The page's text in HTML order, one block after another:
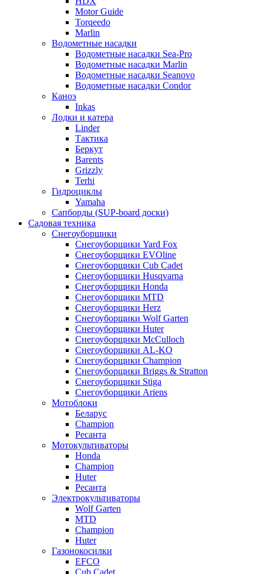
Motor Guide
Torqeedo
Marlin
Водометные насадки
Водометные насадки Sea-Pro
Водометные насадки Marlin
Водометные насадки Seanovo
Водометные насадки Condor
Каноэ
Inkas
Лодки и катера
Linder
Тактика
Беркут
Barents
Grizzly
Terhi
Гидроциклы
Yamaha
Сапборды (SUP-board доски)
Садовая техника
Снегоуборщики
Снегоуборщики Yard Fox
Снегоуборщики EVOline
Снегоуборщики Cub Cadet
Снегоуборщики Husqvarna
Снегоуборщики Honda
Снегоуборщики MTD
Снегоуборщики Herz
Снегоуборщики Wolf Garten
Снегоуборщики Huter
Снегоуборщики McCulloch
Снегоуборщики AL-KO
Снегоуборщики Champion
Снегоуборщики Briggs & Stratton
Снегоуборщики Stiga
Снегоуборщики Ariens
Мотоблоки
Беларус
Champion
Ресанта
Мотокультиваторы
Honda
Champion
Huter
Ресанта
Электрокультиваторы
Wolf Garten
MTD
Champion
Huter
Газонокосилки
EFCO
Cub Cadet